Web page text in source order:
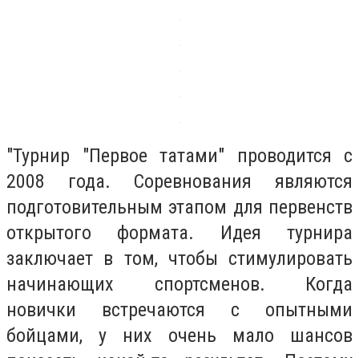
"Турнир "Первое татами" проводится с
2008 года. Соревнования являются
подготовительным этапом для первенств
открытого формата. Идея турнира
заключает в том, чтобы стимулировать
начинающих спортсменов. Когда
новички встречаются с опытными
бойцами, у них очень мало шансов